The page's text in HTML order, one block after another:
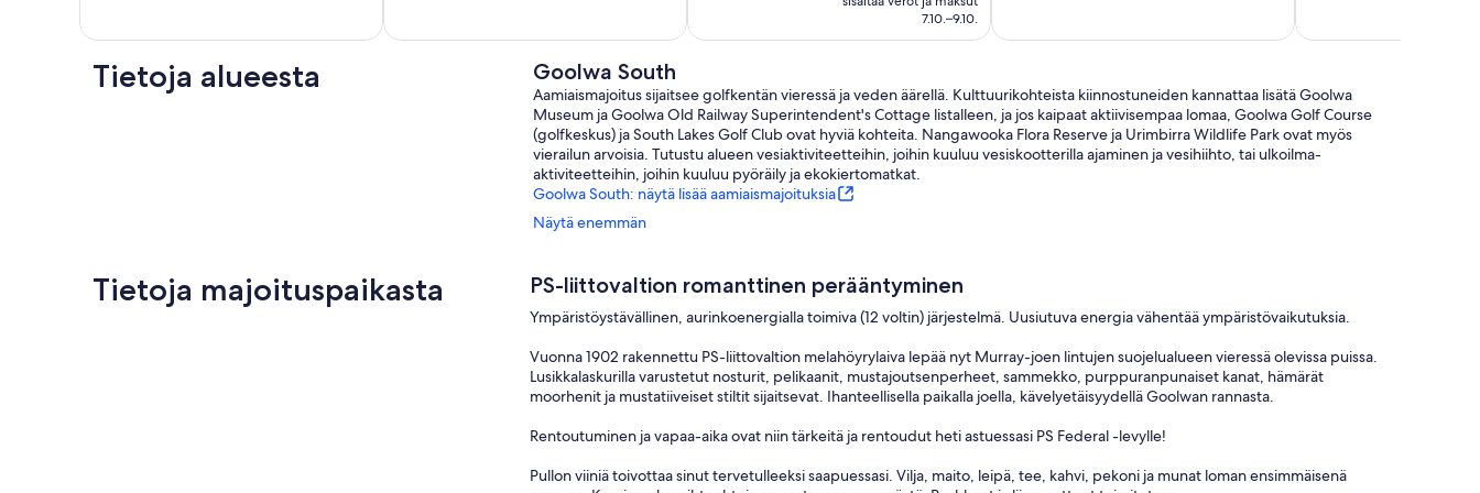
7.10.–9.10.
Tietoja alueesta Goolwa South
Aamiaismajoitus sijaitsee golfkentän vieressä ja veden äärellä. Kulttuurikohteista kiinnostuneiden kannattaa lisätä Goolwa
Museum ja Goolwa Old Railway Superintendent's Cottage listalleen, ja jos kaipaat aktiivisempaa lomaa, Goolwa Golf Course
(golfkeskus) ja South Lakes Golf Club ovat hyviä kohteita. Nangawooka Flora Reserve ja Urimbirra Wildlife Park ovat myös
vierailun arvoisia. Tutustu alueen vesiaktiviteetteihin, joihin kuuluu vesiskootterilla ajaminen ja vesihiihto, tai ulkoilma-
aktiviteetteihin, joihin kuuluu pyöräily ja ekokiertomatkat.
Goolwa South: näytä lisää aamiaismajoituksia
Näytä enemmän
Tietoja majoituspaikasta PS-liittovaltion romanttinen perääntyminen
Ympäristöystävällinen, aurinkoenergialla toimiva (12 voltin) järjestelmä. Uusiutuva energia vähentää ympäristövaikutuksia.
Vuonna 1902 rakennettu PS-liittovaltion melahöyrylaiva lepää nyt Murray-joen lintujen suojelualueen vieressä olevissa puissa.
Lusikkalaskurilla varustetut nosturit, pelikaanit, mustajoutsenperheet, sammekko, purppuranpunaiset kanat, hämärät
moorhenit ja mustatiiveiset stiltit sijaitsevat. Ihanteellisella paikalla joella, kävelyetäisyydellä Goolwan rannasta.
Rentoutuminen ja vapaa-aika ovat niin tärkeitä ja rentoudut heti astuessasi PS Federal -levylle!
Pullon viiniä toivottaa sinut tervetulleeksi saapuessasi. Vilja, maito, leipä, tee, kahvi, pekoni ja munat loman ensimmäisenä